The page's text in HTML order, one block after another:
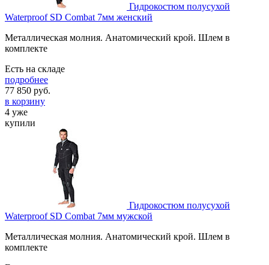
Гидрокостюм полусухой
Waterproof SD Combat 7мм женский
Металлическая молния. Анатомический крой. Шлем в
комплекте
Есть на складе
подробнее
77 850 руб.
в корзину
4 уже
купили
Гидрокостюм полусухой
Waterproof SD Combat 7мм мужской
Металлическая молния. Анатомический крой. Шлем в
комплекте